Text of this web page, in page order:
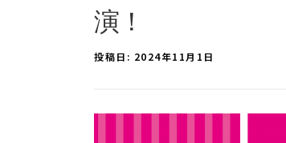
演！
投稿日: 2024年11月1日